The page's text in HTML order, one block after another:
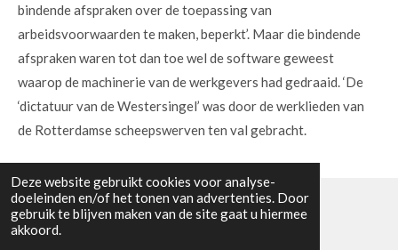
Deze website gebruikt cookies voor analyse-
doeleinden en/of het tonen van advertenties. Door
gebruik te blijven maken van de site gaat u hiermee
akkoord.
bindende afspraken over de toepassing van
arbeidsvoorwaarden te maken, beperkt’. Maar die bindende
afspraken waren tot dan toe wel de software geweest
waarop de machinerie van de werkgevers had gedraaid. ‘De
‘dictatuur van de Westersingel’ was door de werklieden van
de Rotterdamse scheepswerven ten val gebracht.
© 2023 - 2026 GiannivandenHurk.nl